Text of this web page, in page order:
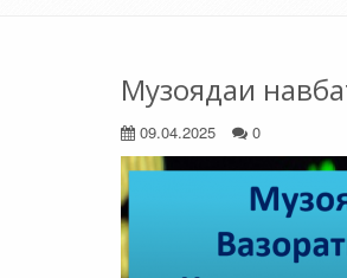
Музоядаи
09.04.2025 0